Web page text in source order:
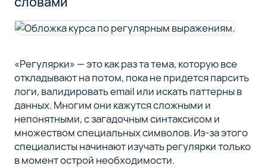
«Регулярки» — это как раз та тема, которую все
откладывают на потом, пока не придется парсить
логи, валидировать email или искать паттерны в
данных. Многим они кажутся сложными и
непонятными, с загадочным синтаксисом и
множеством специальных символов. Из-за этого
специалисты начинают изучать регулярки только
в момент острой необходимости.